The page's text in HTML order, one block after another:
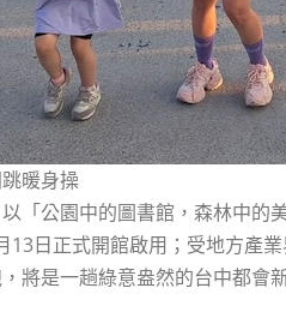
暖身操
「公園中的圖書館，森林中的
日正式開館啟用；受地方產
將是一趟綠意盎然的台中都會